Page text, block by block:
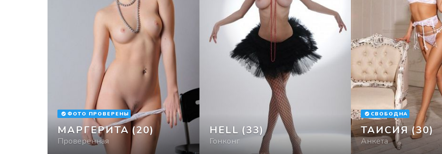
МАРГЕРИТА (20)
Проверенная
ФОТО ПРОВЕРЕНЫ
HELL (33)
Гонконг
ТАИСИЯ(30)
Анкета
СВОБОДНА